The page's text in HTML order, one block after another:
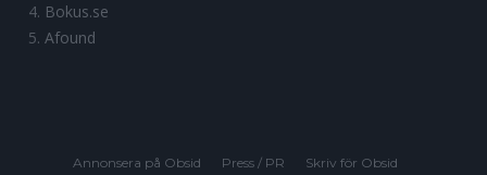
Bokus.se
Afound
Annonsera på Obsid Press / PR Skriv för Obsid